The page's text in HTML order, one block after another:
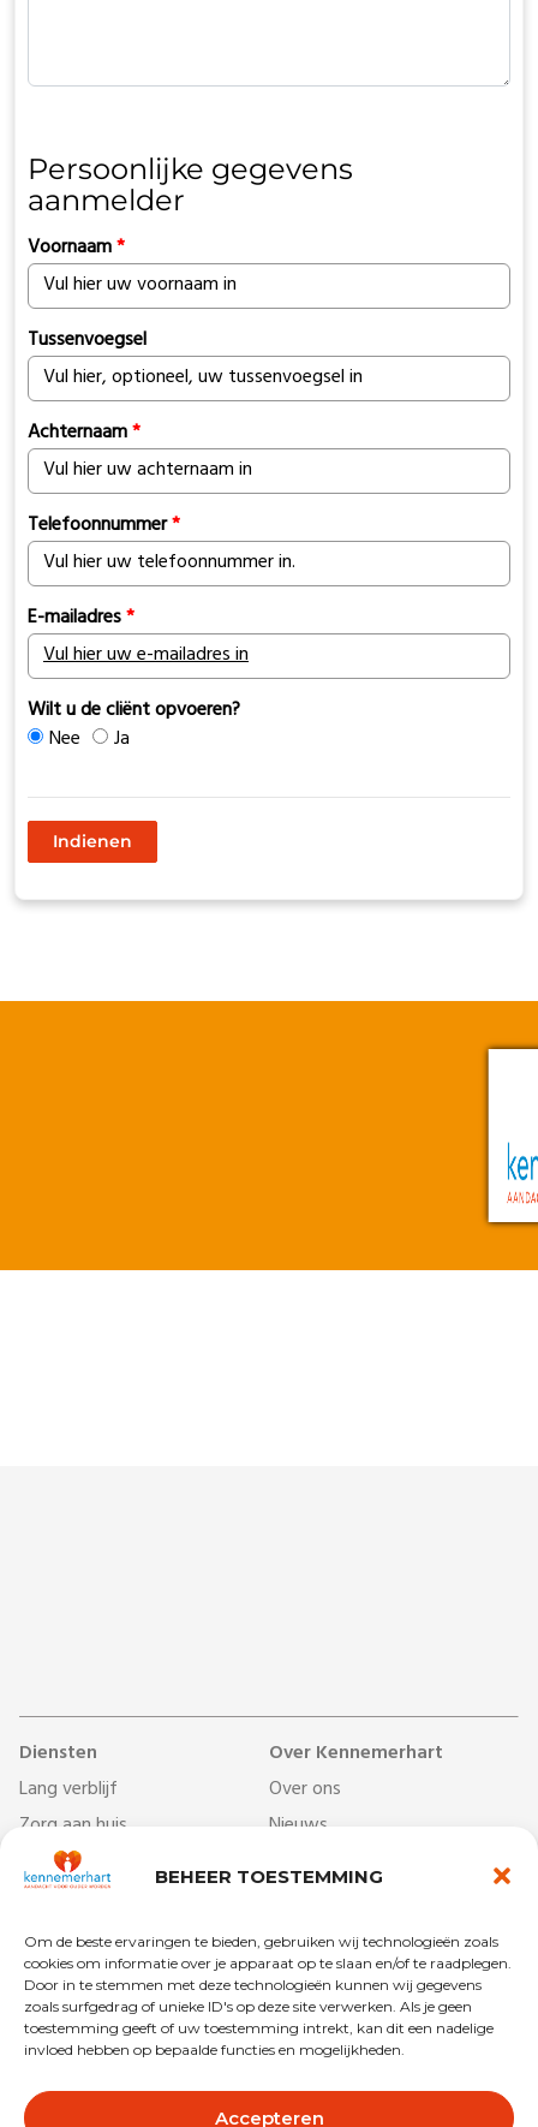
BEHEER TOESTEMMING
Om de beste ervaringen te bieden, gebruiken wij technologieën zoals
cookies om informatie over je apparaat op te slaan en/of te raadplegen.
Door in te stemmen met deze technologieën kunnen wij gegevens
zoals surfgedrag of unieke ID's op deze site verwerken. Als je geen
toestemming geeft of uw toestemming intrekt, kan dit een nadelige
invloed hebben op bepaalde functies en mogelijkheden.
Accepteren
Diensten
Lang verblijf
Zorg aan huis
Dag- & ontmoetingscentra
Behandelcentrum
Revalidatie
Kort verblijf
Over Kennemerhart
Over ons
Nieuws
Werken bij
Begrippenlijst
Vrijwilligers